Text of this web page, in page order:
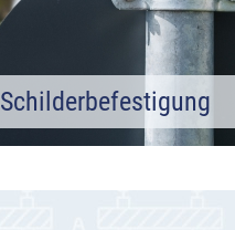
Schilderbefestigung